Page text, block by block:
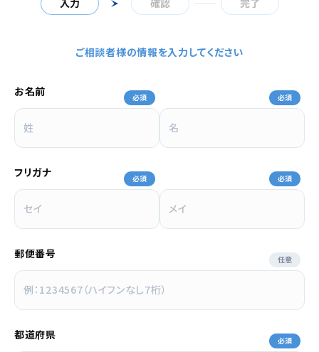
ご相談者様の情報を入力してください
お名前 必須 必須
フリガナ 必須 必須
郵便番号 任意
都道府県 必須